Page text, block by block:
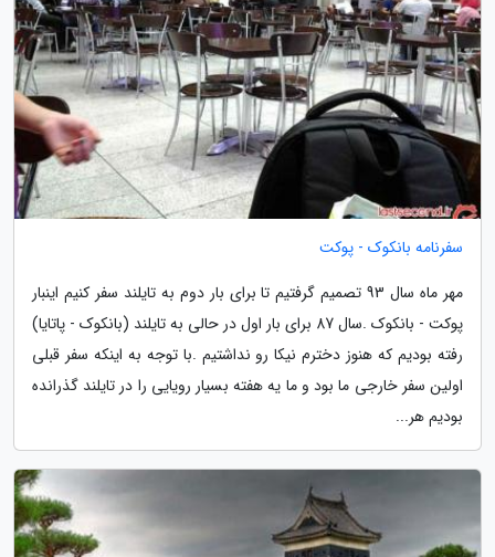
سفرنامه بانکوک - پوکت
مهر ماه سال 93 تصمیم گرفتیم تا برای بار دوم به تایلند سفر کنیم اینبار
پوکت - بانکوک .سال 87 برای بار اول در حالی به تایلند (بانکوک - پاتایا)
رفته بودیم که هنوز دخترم نیکا رو نداشتیم .با توجه به اینکه سفر قبلی
اولین سفر خارجی ما بود و ما یه هفته بسیار رویایی را در تایلند گذرانده
بودیم هر...